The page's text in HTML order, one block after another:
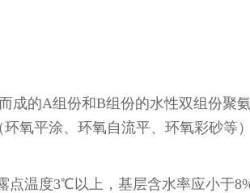
成的A组份和B组份的水性双组份聚
氧平涂、环氧自流平、环氧彩砂等）
温度3℃以上，基层含水率应小于